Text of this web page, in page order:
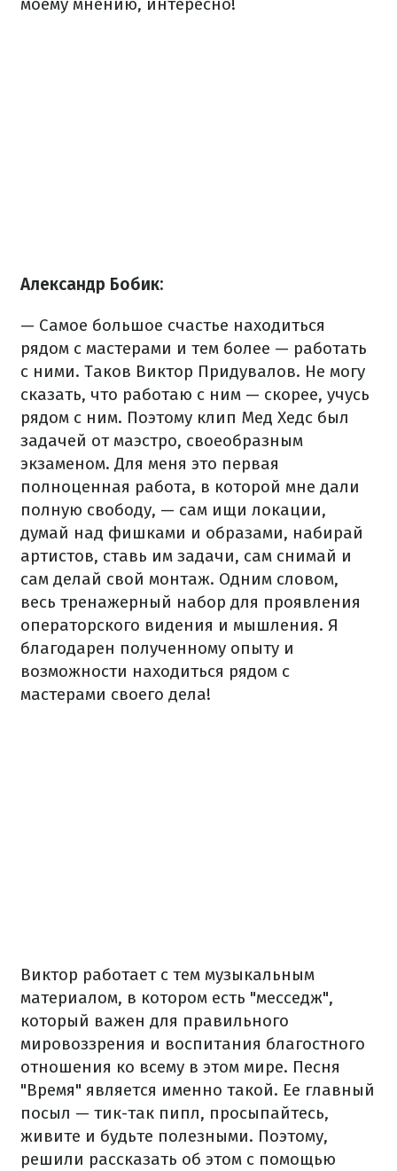
моему мнению, интересно!
Александр Бобик:
— Самое большое счастье находиться
рядом с мастерами и тем более — работать
с ними. Таков Виктор Придувалов. Не могу
сказать, что работаю с ним — скорее, учусь
рядом с ним. Поэтому клип Мед Хедс был
задачей от маэстро, своеобразным
экзаменом. Для меня это первая
полноценная работа, в которой мне дали
полную свободу, — сам ищи локации,
думай над фишками и образами, набирай
артистов, ставь им задачи, сам снимай и
сам делай свой монтаж. Одним словом,
весь тренажерный набор для проявления
операторского видения и мышления. Я
благодарен полученному опыту и
возможности находиться рядом с
мастерами своего дела!
Виктор работает с тем музыкальным
материалом, в котором есть "месседж",
который важен для правильного
мировоззрения и воспитания благостного
отношения ко всему в этом мире. Песня
"Время" является именно такой. Ее главный
посыл — тик-так пипл, просыпайтесь,
живите и будьте полезными. Поэтому,
решили рассказать об этом с помощью